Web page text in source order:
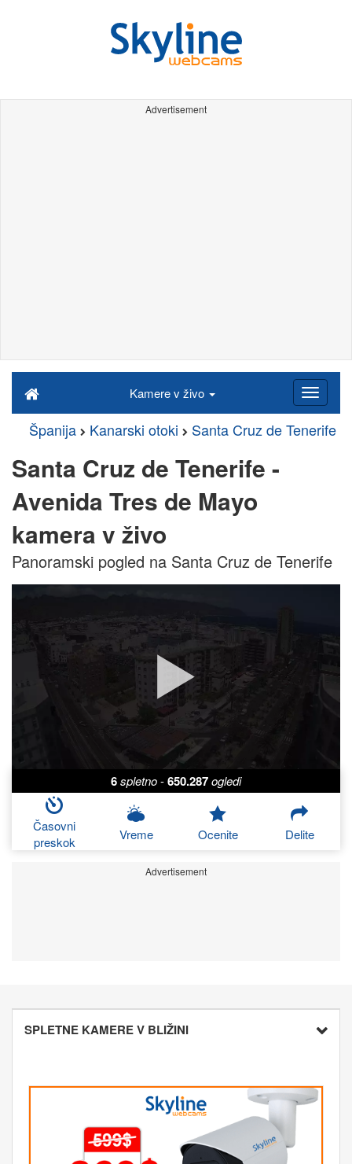
Advertisement
Kamere v živo
Španija Kanarski otoki Santa Cruz de Tenerife
Santa Cruz de Tenerife -
Avenida Tres de Mayo
kamera v živo
Panoramski pogled na Santa Cruz de Tenerife
6spletno-650.287ogledi
Časovni
preskok
Vreme Ocenite Delite
Advertisement
SPLETNE KAMERE V BLIŽINI